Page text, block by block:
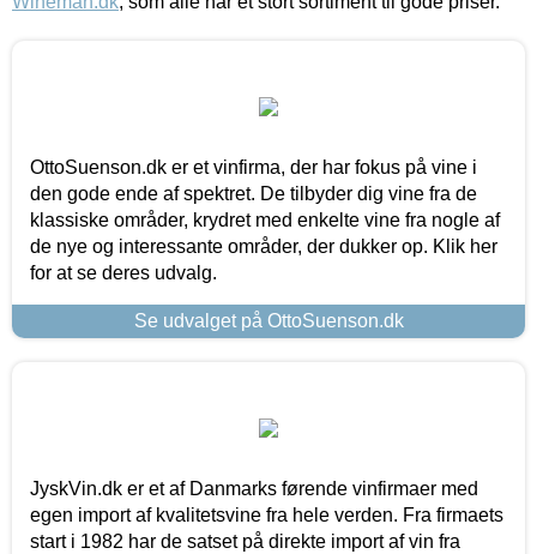
OttoSuenson.dk er et vinfirma, der har fokus på vine i
den gode ende af spektret. De tilbyder dig vine fra de
klassiske områder, krydret med enkelte vine fra nogle af
de nye og interessante områder, der dukker op. Klik her
for at se deres udvalg.
Se udvalget på OttoSuenson.dk
JyskVin.dk er et af Danmarks førende vinfirmaer med
egen import af kvalitetsvine fra hele verden. Fra firmaets
start i 1982 har de satset på direkte import af vin fra